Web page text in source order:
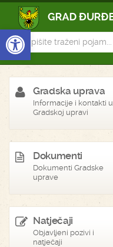
Open toolbar
Gradska uprava
Informacije i kontakti u
Gradskoj upravi
Dokumenti
Dokumenti Gradske
uprave
Natječaji
Objavljeni pozivi i
natječaji